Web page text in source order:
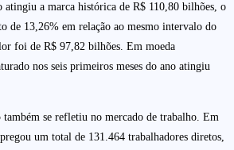
atingiu a marca histórica de R$ 110,80 bilhões, o
de 13,26% em relação ao mesmo intervalo do
foi de R$ 97,82 bilhões. Em moeda
nos seis primeiros meses do ano atingiu
também se refletiu no mercado de trabalho. Em
um total de 131.464 trabalhadores diretos,